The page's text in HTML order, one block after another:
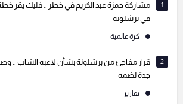
1
مشاركة حمزة عبد الكريم في خطر .. فليك يقر
في برشلونة
كرة عالمية
2
قرار مفاجئ من برشلونة بشأن لاعبه الشاب ..
جدة لضمه
تقارير